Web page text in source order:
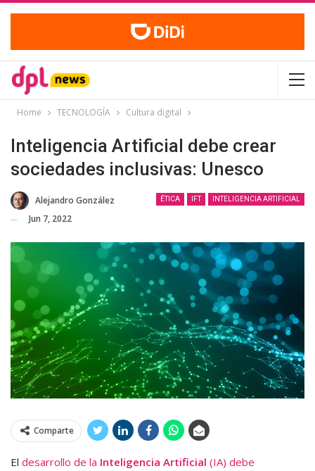
Home TECNOLOGÍA Cultura digital
Inteligencia Artificial debe crear
sociedades inclusivas: Unesco
ÉTICA IFT INTELIGENCIA ARTIFICIAL
Alejandro González
Jun 7, 2022
Comparte
El desarrollo de la Inteligencia Artificial (IA) debe